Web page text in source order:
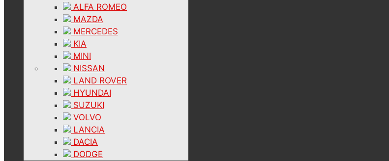
ALFA ROMEO
MAZDA
MERCEDES
KIA
MINI
NISSAN
LAND ROVER
HYUNDAI
SUZUKI
VOLVO
LANCIA
DACIA
DODGE